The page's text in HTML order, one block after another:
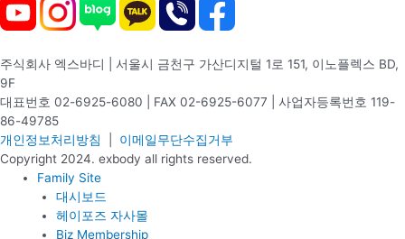
주식회사 엑스바디 | 서울시 금천구 가산디지털 1로 151, 이노플렉스 BD,
9F
대표번호 02-6925-6080 | FAX 02-6925-6077 | 사업자등록번호 119-
86-49785
개인정보처리방침
이메일무단수집거부
Copyright 2024. exbody all rights reserved.
Family Site
대시보드
헤이포즈 자사몰
Biz Membership